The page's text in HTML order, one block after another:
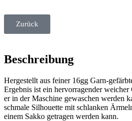
Zurück
Beschreibung
Hergestellt aus feiner 16gg Garn-
Ergebnis ist ein hervorragender
er in der Maschine gewaschen werden
schmale Silhouette mit schlanken
einem Sakko getragen werden kann.